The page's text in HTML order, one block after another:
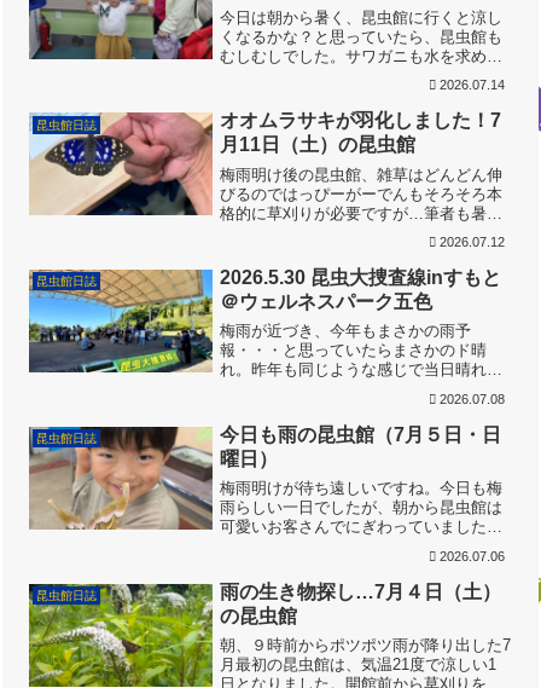
今日は朝から暑く、昆虫館に行くと涼し
くなるかな？と思っていたら、昆虫館も
むしむしでした。サワガニも水を求めて
し、イモリには日陰を作り、水を冷たく
して遊んで貰いました。スタッフの茂見
さんがカブトムシを連れて...
2026.07.14
昆虫館日誌
オオムラサキが羽化しました！7
月11日（土）の昆虫館
梅雨明け後の昆虫館、雑草はどんどん伸
びるのではっぴーがーでんもそろそろ本
格的に草刈りが必要ですが…筆者も暑さ
り・・・。いつの間にかジャノメチョウ
が最盛期です。大きなメスも飛び出しま
す。昆虫館の開館準備を岡田...
2026.07.12
昆虫館日誌
2026.5.30 昆虫大捜査線inすもと
＠ウェルネスパーク五色
梅雨が近づき、今年もまさかの雨予
報・・・と思っていたらまさかのド晴
れ。昨年も同じような感じで当日晴れま
強烈な晴れPowerを持っている人がいる
ようです。ありがたやありがたや。雲一
つありません。すごい。昨年...
2026.07.08
昆虫館日誌
今日も雨の昆虫館（7月５日・日
曜日）
梅雨明けが待ち遠しいですね。今日も梅
雨らしい一日でしたが、朝から昆虫館は
可愛いお客さんでにぎわっていました。
ではお絵かきしたり、絵本を読んだりし
て楽しめます！雨の日でも大丈夫！もち
ろん生きた虫たちをさわる...
2026.07.06
昆虫館日誌
雨の生き物探し…7月４日（土）
の昆虫館
朝、９時前からポツポツ雨が降り出した7
月最初の昆虫館は、気温21度で涼しい1
日となりました。開館前から草刈りをし